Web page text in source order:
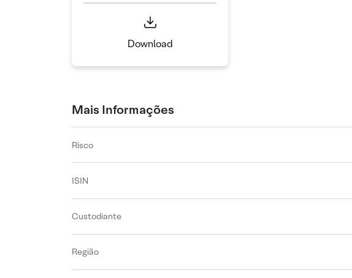
Download
Mais Informações
Risco
ISIN
Custodiante
Região